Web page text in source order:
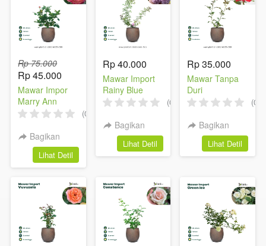
Rp 75.000
Rp 45.000
Mawar Impor
Marry Ann
(0)
Bagikan
`Lihat Detil
Rp 40.000
Mawar Import
Rainy Blue
(0)
Bagikan
`
Lihat Detil
Rp 35.000
Mawar Tanpa
Duri
(0)
Bagikan
`Lihat Detil